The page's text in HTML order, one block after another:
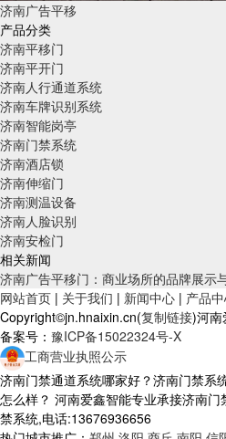
济南广告平移
产品分类
济南平移门
济南平开门
济南人行通道系统
济南车牌识别系统
济南智能岗亭
济南门禁系统
济南酒店锁
济南伸缩门
济南测温设备
济南人脸识别
济南安检门
相关新闻
济南广告平移门：商业场所的品牌展示
网站首页 | 关于我们 | 新闻中心 | 产品
Copyright©jn.hnaixin.cn(复制链接)河南
备案号： 豫ICP备15022324号-X
工商营业执照公示
济南门禁通道系统哪家好？济南门禁系
怎么样？ 河南爱鑫智能专业承接济南
禁系统,电话:13676936656